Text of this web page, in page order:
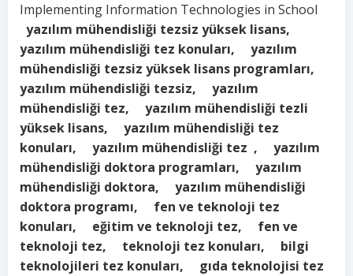
Implementing Information Technologies in School
yazılım mühendisliği tezsiz yüksek lisans,
yazılım mühendisliği tez konuları, yazılım
mühendisliği tezsiz yüksek lisans programları,
yazılım mühendisliği tezsiz, yazılım
mühendisliği tez, yazılım mühendisliği tezli
yüksek lisans, yazılım mühendisliği tez
konuları, yazılım mühendisliği tez , yazılım
mühendisliği doktora programları, yazılım
mühendisliği doktora, yazılım mühendisliği
doktora programı, fen ve teknoloji tez
konuları, eğitim ve teknoloji tez, fen ve
teknoloji tez, teknoloji tez konuları, bilgi
teknolojileri tez konuları, gıda teknolojisi tez